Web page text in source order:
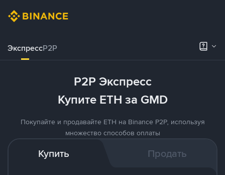
ЭкспрессP2P
P2P Экспресс
Купите ETH за GMD
Покупайте и продавайте ETH на Binance P2P, используя
множество способов оплаты
Купить Продать